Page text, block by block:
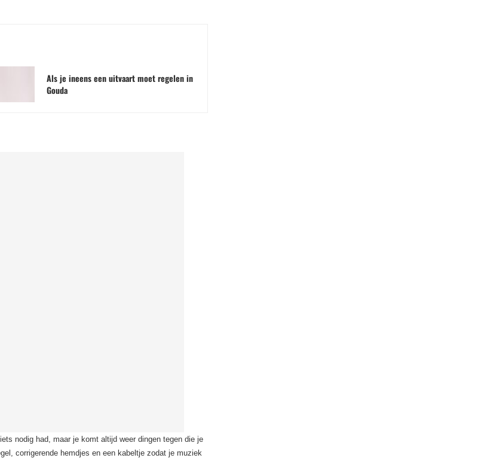
Als je ineens een uitvaart moet regelen in
Gouda
nodig had, maar je komt altijd weer dingen tegen die je
corrigerende hemdjes en een kabeltje zodat je muziek